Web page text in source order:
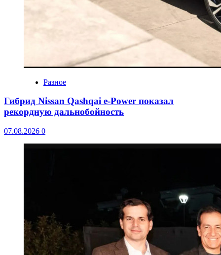
Разное
Гибрид Nissan Qashqai e-Power показал
рекордную дальнобойность
07.08.2026 0